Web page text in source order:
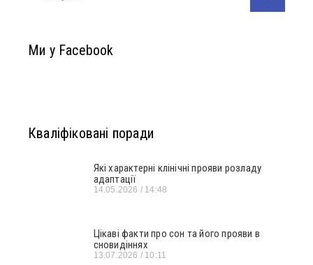
Ми у Facebook
Кваліфіковані поради
Які характерні клінічні прояви розладу
адаптації
14.05.2026 14:48
Цікаві факти про сон та його прояви в
сновидіннях
13.07.2026 10:11